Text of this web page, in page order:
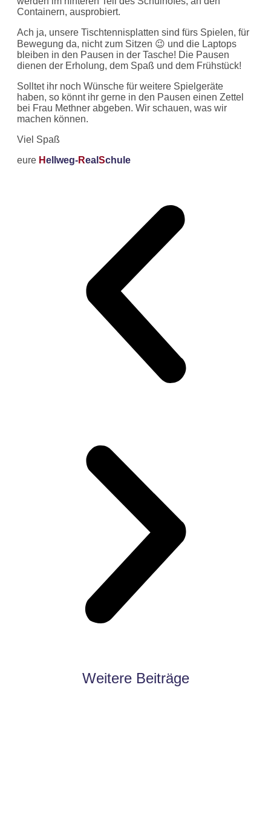
Containern, ausprobiert.
Ach ja, unsere Tischtennisplatten sind fürs Spielen, für
Bewegung da, nicht zum Sitzen 😉 und die Laptops
bleiben in den Pausen in der Tasche! Die Pausen
dienen der Erholung, dem Spaß und dem Frühstück!
Solltet ihr noch Wünsche für weitere Spielgeräte
haben, so könnt ihr gerne in den Pausen einen Zettel
bei Frau Methner abgeben. Wir schauen, was wir
machen können.
Viel Spaß
eure Hellweg-Real Schule
Weitere Beiträge